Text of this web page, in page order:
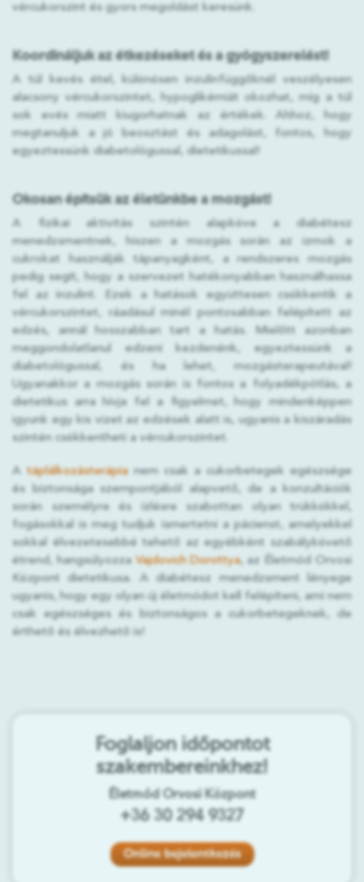
vércukorszint és gyors megoldást keresünk.
Koordináljuk az étkezéseket és a gyógyszerelést!
A túl kevés étel, különösen inzulinfüggőknél veszélyesen
alacsony vércukorszintet, hypoglikémiát okozhat, míg a túl
sok evés miatt kiugorhatnak az értékek. Ahhoz, hogy
megtanuljuk a jó beosztást és adagolást, fontos, hogy
egyeztessünk diabetológussal, dietetikussal!
Okosan építsük az életünkbe a mozgást!
A fizikai aktivitás szintén alapköve a diabétesz
menedzsmentnek, hiszen a mozgás során az izmok a
cukrokat használják tápanyagként, a rendszeres mozgás
pedig segít, hogy a szervezet hatékonyabban használhassa
fel az inzulint. Ezek a hatások együttesen csökkentik a
vércukorszintet, ráadásul minél pontosabban felépített az
edzés, annál hosszabban tart a hatás. Mielőtt azonban
meggondolatlanul edzeni kezdenénk, egyeztessünk a
diabetológussal, és ha lehet, mozgásterapeutával!
Ugyanakkor a mozgás során is fontos a folyadékpótlás, a
dietetikus arra hívja fel a figyelmet, hogy mindenképpen
igyunk egy kis vizet az edzések alatt is, ugyanis a kiszáradás
szintén csökkentheti a vércukorszintet.
A táplálkozásterápianem csak a cukorbetegek egészsége
és biztonsága szempontjából alapvető, de a konzultációk
során személyre és ízlésre szabottan olyan trükkökkel,
fogásokkal is meg tudjuk ismertetni a pácienst, amelyekkel
sokkal élvezetesebbé tehető az egyébként szabálykövető
étrend, hangsúlyozzaVajdovich Dorottya, az Életmód Orvosi
Központ dietetikusa. A diabétesz menedzsment lényege
ugyanis, hogy egy olyan új életmódot kell felépíteni, ami nem
csak egészséges és biztonságos a cukorbetegeknek, de
érthető és élvezhető is!
Foglaljon időpontot
szakembereinkhez!
Életmód Orvosi Központ
+36 30 294 9327
Online bejelentkezés